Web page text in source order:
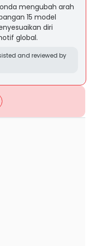
mengubah arah
15 model
diri
global.
and reviewed by